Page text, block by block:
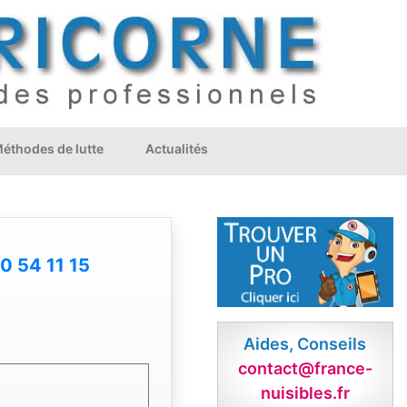
de lutte Actualités
54 11 15
Aides, Conseils
contact@france-
nuisibles.fr